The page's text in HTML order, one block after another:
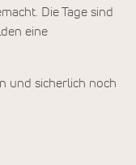
Die Tage sind
eine
und sicherlich noch